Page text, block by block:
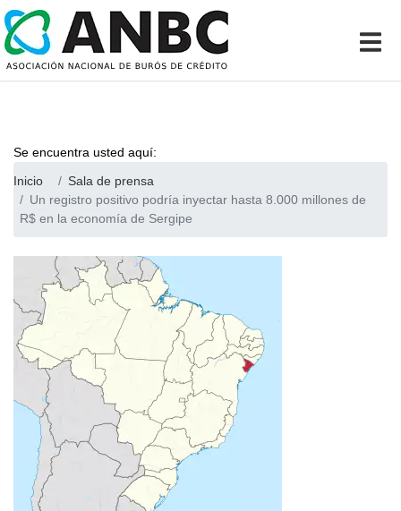
Se encuentra usted aquí:
Inicio
Sala de prensa
Un registro positivo podría inyectar hasta 8.000 millones de
R$ en la economía de Sergipe